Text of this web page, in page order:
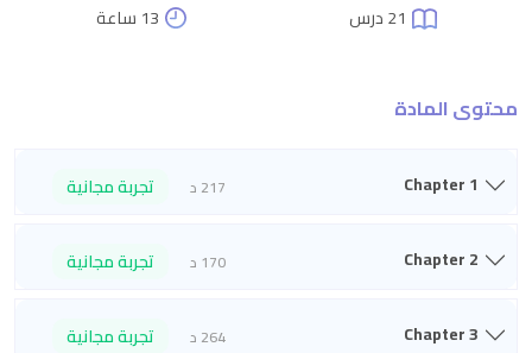
21 درس 13 ساعة
محتوى المادة
Chapter 1 217 د تجربة مجانية
Chapter 2 170 د تجربة مجانية
Chapter 3 264 د تجربة مجانية